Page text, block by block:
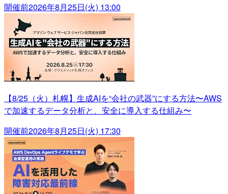
開催前2026年8月25日(火) 13:00
【8/25（火）札幌】生成AIを“会社の武器”にする方法〜AWS
で加速するデータ分析と、安全に導入する仕組み〜
開催前2026年8月25日(火) 17:30